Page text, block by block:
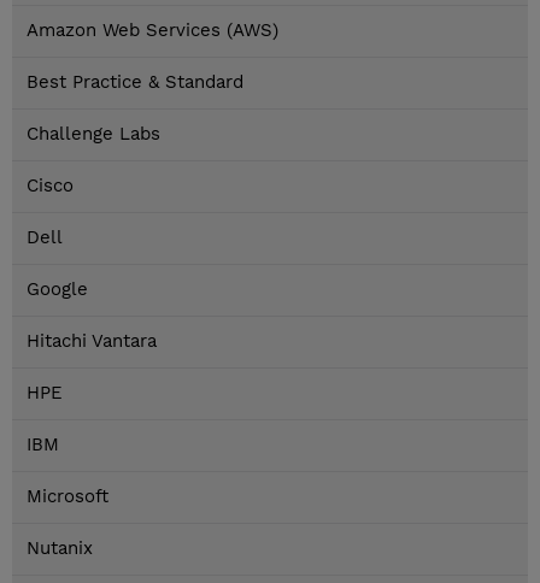
Amazon Web Services (AWS)
Best Practice & Standard
Challenge Labs
Cisco
Dell
Google
Hitachi Vantara
HPE
IBM
Microsoft
Nutanix